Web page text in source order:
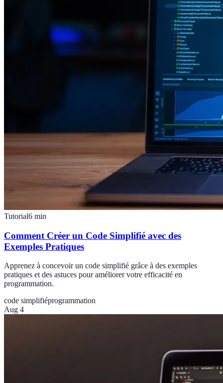
Tutorial6 min
Comment Créer un Code Simplifié avec des
Exemples Pratiques
Apprenez à concevoir un code simplifié grâce à des exemples
pratiques et des astuces pour améliorer votre efficacité en
programmation.
code simplifiéprogrammation
Aug 4